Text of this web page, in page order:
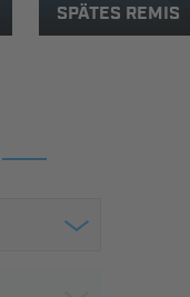
SPÄTES REMIS